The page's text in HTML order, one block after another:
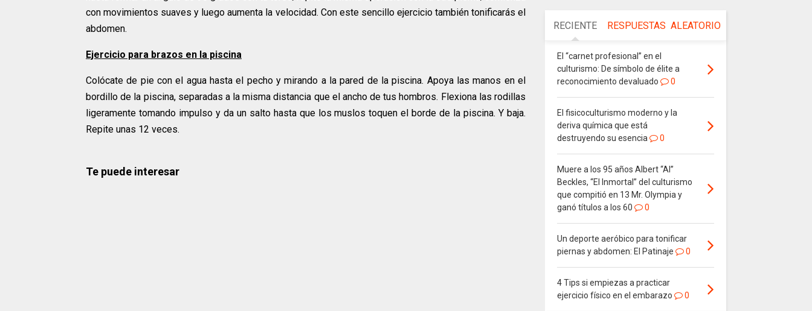
con movimientos suaves y luego aumenta la velocidad. Con este sencillo ejercicio también tonificarás el
abdomen.
Ejercicio para brazos en la piscina
Colócate de pie con el agua hasta el pecho y mirando a la pared de la piscina. Apoya las manos en el
bordillo de la piscina, separadas a la misma distancia que el ancho de tus hombros. Flexiona las rodillas
ligeramente tomando impulso y da un salto hasta que los muslos toquen el borde de la piscina. Y baja.
Repite unas 12 veces.
Te puede interesar
RECIENTE RESPUESTAS ALEATORIO
El “carnet profesional” en el
culturismo: De símbolo de élite a
reconocimiento devaluado
0
El fisicoculturismo moderno y la
deriva química que está
destruyendo su esencia
0
Muere a los 95 años Albert “Al”
Beckles, “El Inmortal” del culturismo
que compitió en 13 Mr. Olympia y
ganó títulos a los 60
0
Un deporte aeróbico para tonificar
piernas y abdomen: El Patinaje
0
4 Tips si empiezas a practicar
ejercicio físico en el embarazo
0